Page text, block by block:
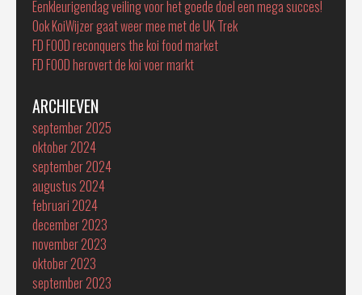
Eenkleurigendag veiling voor het goede doel een mega succes!
Ook KoiWijzer gaat weer mee met de UK Trek
FD FOOD reconquers the koi food market
FD FOOD herovert de koi voer markt
ARCHIEVEN
september 2025
oktober 2024
september 2024
augustus 2024
februari 2024
december 2023
november 2023
oktober 2023
september 2023